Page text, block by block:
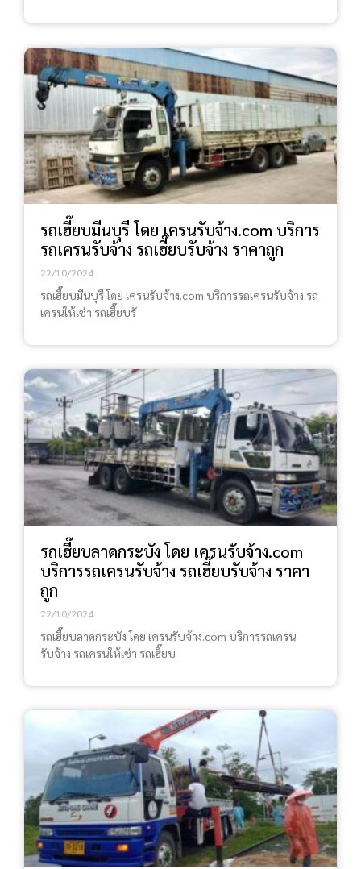
รถเฮี๊ยบมีนบุรี โดย เครนรับจ้าง.com บริการ
รถเครนรับจ้าง รถเฮี๊ยบรับจ้าง ราคาถูก
22/10/2024
รถเฮี๊ยบมีนบุรี โดย เครนรับจ้าง.com บริการรถเครนรับจ้าง รถ
เครนให้เช่า รถเฮี๊ยบรั
รถเฮี๊ยบลาดกระบัง โดย เครนรับจ้าง.com
บริการรถเครนรับจ้าง รถเฮี๊ยบรับจ้าง ราคา
ถูก
22/10/2024
รถเฮี๊ยบลาดกระบัง โดย เครนรับจ้าง.com บริการรถเครน
รับจ้าง รถเครนให้เช่า รถเฮี๊ยบ